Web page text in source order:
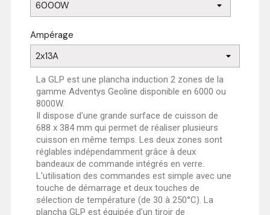
Ampérage
La GLP est une plancha induction 2 zones de la
gamme Adventys Geoline disponible en 6000 ou
8000W.
Il dispose d'une grande surface de cuisson de
688 x 384 mm qui permet de réaliser plusieurs
cuisson en même temps. Les deux zones sont
réglables indépendamment grâce à deux
bandeaux de commande intégrés en verre.
L'utilisation des commandes est simple avec une
touche de démarrage et deux touches de
sélection de température (de 30 à 250°C). La
plancha GLP est équipée d'un tiroir de